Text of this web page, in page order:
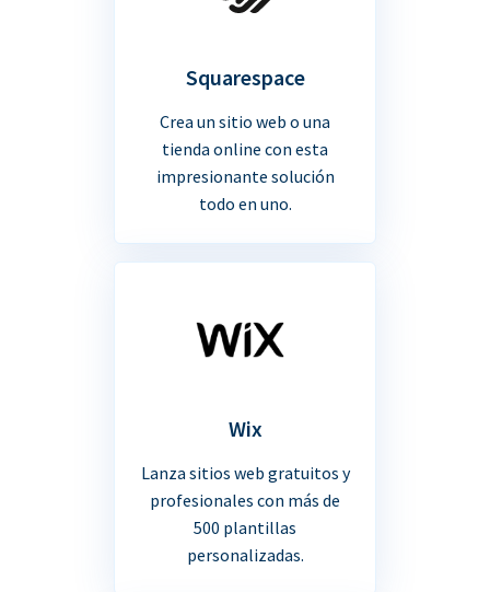
Squarespace
Crea un sitio web o una
tienda online con esta
impresionante solución
todo en uno.
Wix
Lanza sitios web gratuitos y
profesionales con más de
500 plantillas
personalizadas.